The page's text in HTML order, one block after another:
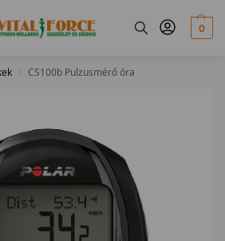
0
/ CS100b Pulzusmérő óra